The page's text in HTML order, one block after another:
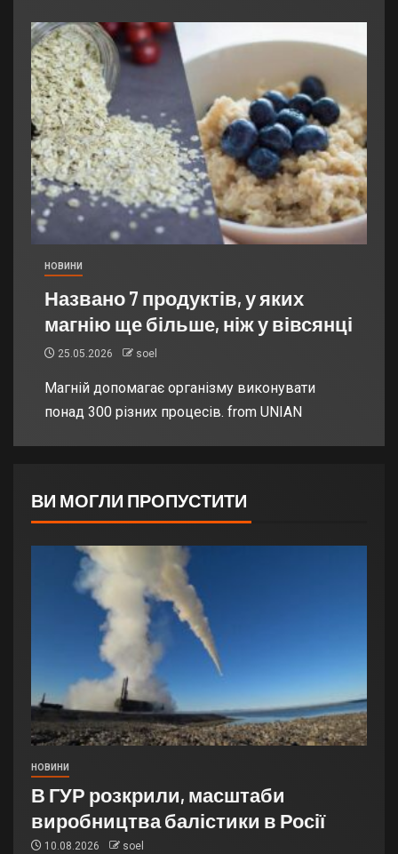
НОВИНИ
Названо 7 продуктів, у яких
магнію ще більше, ніж у вівсянці
25.05.2026 soel
Магній допомагає організму виконувати
понад 300 різних процесів. from UNIAN
ВИ МОГЛИ ПРОПУСТИТИ
НОВИНИ
В ГУР розкрили, масштаби
виробництва балістики в Росії
10.08.2026 soel